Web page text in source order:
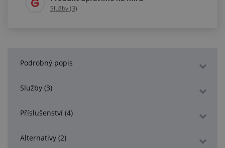
Služby (3)
Podrobný popis
Služby (3)
Příslušenství (4)
Alternativy (2)